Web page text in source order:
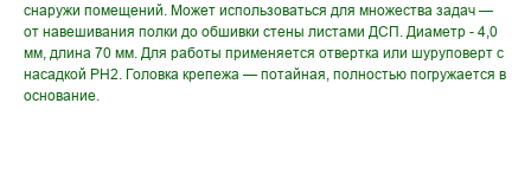
снаружи помещений. Может использоваться для множества задач —
от навешивания полки до обшивки стены листами ДСП. Диаметр - 4,0
мм, длина 70 мм. Для работы применяется отвертка или шуруповерт с
насадкой PH2. Головка крепежа — потайная, полностью погружается в
основание.